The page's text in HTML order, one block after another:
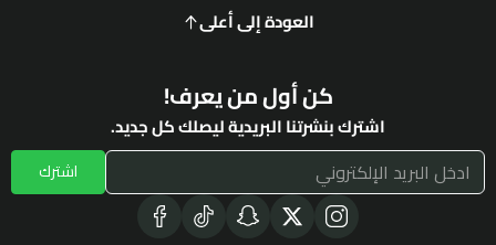
العودة إلى أعلى
كن أول من يعرف!
اشترك بنشرتنا البريدية ليصلك كل جديد.
اشترك